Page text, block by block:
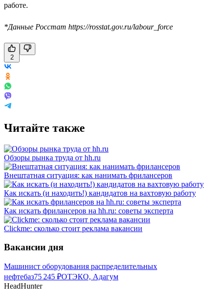
работе.
*Данные Росстат https://rosstat.gov.ru/labour_force
2
Читайте также
Обзоры рынка труда от hh.ru
Внештатная ситуация: как нанимать фрилансеров
Как искать (и находить!) кандидатов на вахтовую работу
Как искать фрилансеров на hh.ru: советы эксперта
Clickme: сколько стоит реклама вакансии
Вакансии дня
Машинист оборудования распределительных
нефтебаз75 245 ₽ОТЭКО, Адагум
HeadHunter